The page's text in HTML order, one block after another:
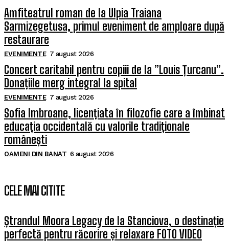
Amfiteatrul roman de la Ulpia Traiana
Sarmizegetusa, primul eveniment de amploare după
restaurare
EVENIMENTE 7 august 2026
Concert caritabil pentru copiii de la ”Louis Țurcanu”.
Donațiile merg integral la spital
EVENIMENTE 7 august 2026
Sofia Imbroane, licențiata în filozofie care a îmbinat
educația occidentală cu valorile tradiționale
românești
OAMENI DIN BANAT 6 august 2026
CELE MAI CITITE
Ștrandul Moora Legacy de la Stanciova, o destinație
perfectă pentru răcorire și relaxare FOTO VIDEO